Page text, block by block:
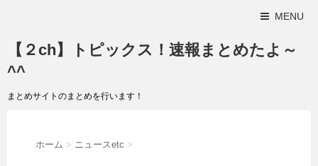
MENU
【２ch】トピックス！速報まとめたよ～
^^
まとめサイトのまとめを行います！
ホーム > ニュースetc >